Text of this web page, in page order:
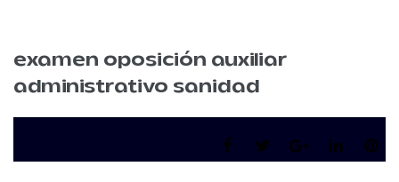
examen oposición auxiliar
administrativo sanidad